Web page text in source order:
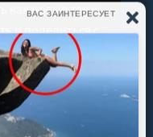
как новые так и
и поделиться с
Все права